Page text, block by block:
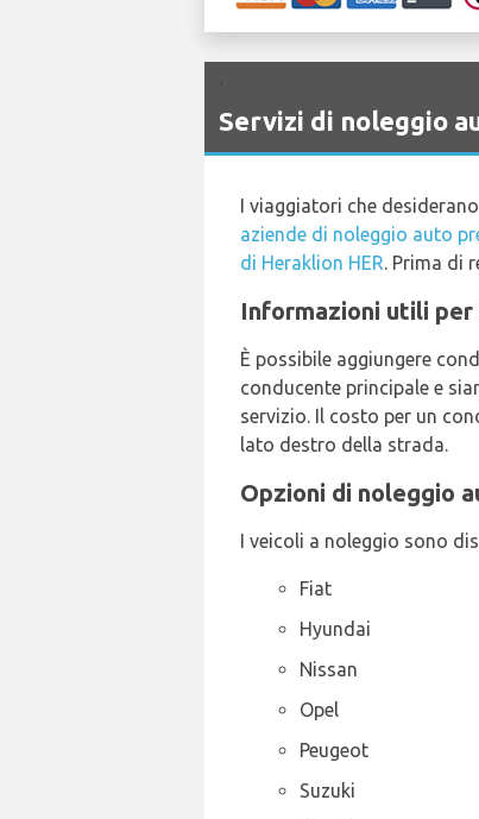
Servizi di noleggio
I viaggiatori che
aziende di noleggio auto
di Heraklion HER. Prima di
Informazioni utili per
È possibile aggiungere
conducente principale e
servizio. Il costo per un
lato destro della strada.
Opzioni di noleggio
I veicoli a noleggio sono
Fiat
Hyundai
Nissan
Opel
Peugeot
Suzuki